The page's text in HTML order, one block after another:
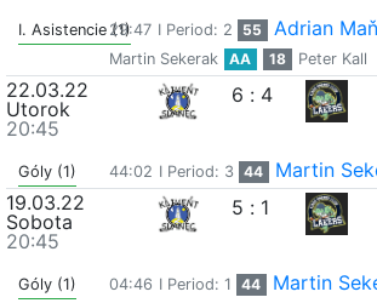
I. Asistencie (1)29:47 I Period: 2 55 Adrian
Martin Sekerak
AA 18 Peter Kall
22.03.22
Utorok
20:45
6 : 4
Góly (1) 44:02 I Period: 3 44
Martin
19.03.22
Sobota
20:45
5 : 1
Góly (1) 04:46 I Period: 1 44 Martin